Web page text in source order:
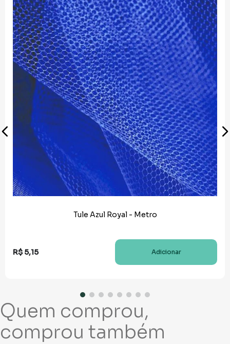
Tule Azul Royal - Metro
R$ 5,15 Adicionar
Quem comprou,
comprou também